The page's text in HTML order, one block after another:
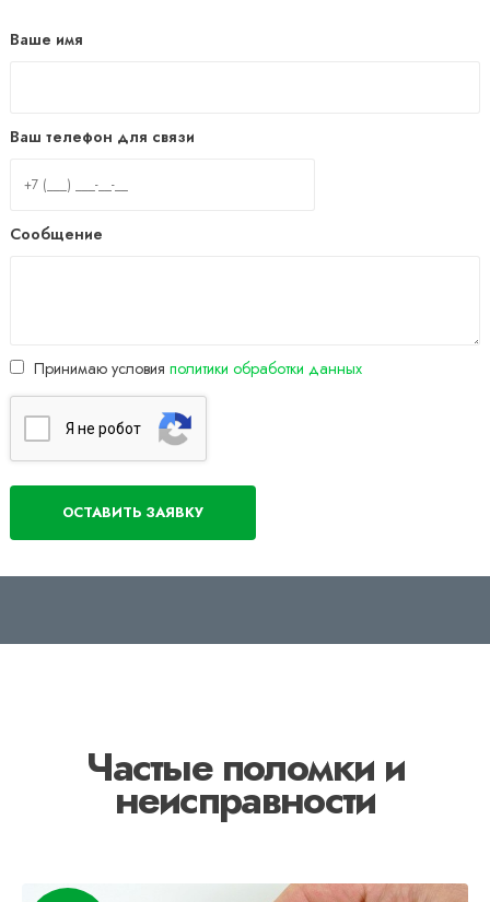
Ваше имя
Ваш телефон для связи
Сообщение
Принимаю условия политики обработки данных
Я нe poбoт
Частые поломки и
неисправности